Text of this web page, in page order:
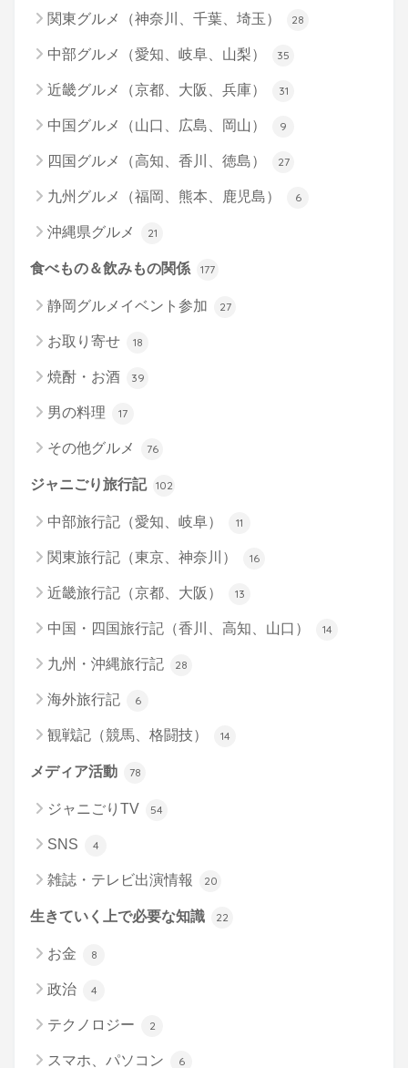
関東グルメ（神奈川、千葉、埼玉） 28
中部グルメ（愛知、岐阜、山梨） 35
近畿グルメ（京都、大阪、兵庫） 31
中国グルメ（山口、広島、岡山） 9
四国グルメ（高知、香川、徳島） 27
九州グルメ（福岡、熊本、鹿児島） 6
沖縄県グルメ 21
食べもの＆飲みもの関係 177
静岡グルメイベント参加 27
お取り寄せ 18
焼酎・お酒 39
男の料理 17
その他グルメ 76
ジャニごり旅行記 102
中部旅行記（愛知、岐阜） 11
関東旅行記（東京、神奈川） 16
近畿旅行記（京都、大阪） 13
中国・四国旅行記（香川、高知、山口） 14
九州・沖縄旅行記 28
海外旅行記 6
観戦記（競馬、格闘技） 14
メディア活動 78
ジャニごりTV 54
SNS 4
雑誌・テレビ出演情報 20
生きていく上で必要な知識 22
お金 8
政治 4
テクノロジー 2
スマホ、パソコン 6